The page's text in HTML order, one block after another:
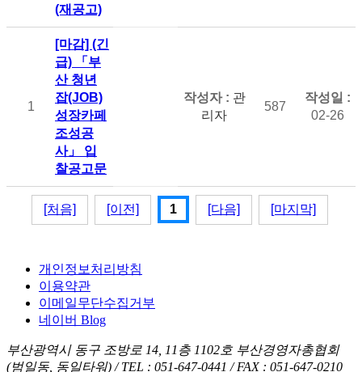
(재공고)
1
[마감] (긴
급) 「부
산 청년
잡(JOB)
성장카페
조성공
사」 입
찰공고문
관
리자
587
02-26
[처음] [이전] 1 [다음] [마지막]
개인정보처리방침
이용약관
이메일무단수집거부
네이버 Blog
부산광역시 동구 조방로 14, 11층 1102호 부산경영자총협회
(범일동, 동일타워) /TEL : 051-647-0441 /FAX : 051-647-0210